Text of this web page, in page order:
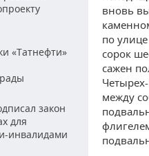
«Татнефти»
закон
для
инвалидами
вновь
по
сорок
сажен
между